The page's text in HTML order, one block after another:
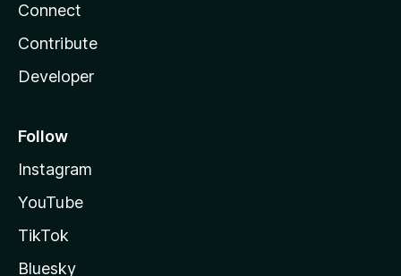
Connect
Contribute
Developer
Follow
Instagram
YouTube
TikTok
Bluesky